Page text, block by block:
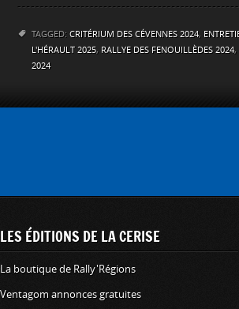
TAGGED: CRITÉRIUM DES CÉVENNES 2024,
L'HÉRAULT 2025, RALLYE DES FENOUILLÈDES 2024,
2024
LES ÉDITIONS DE LA CERISE
La boutique de Rally'Régions
Ventagom annonces gratuites